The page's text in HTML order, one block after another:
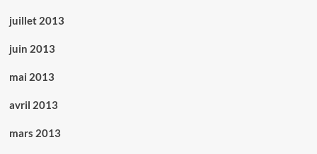
juillet 2013
juin 2013
mai 2013
avril 2013
mars 2013